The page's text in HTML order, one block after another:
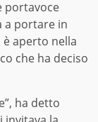
portavoce
a portare in
è aperto nella
che ha deciso
ha detto